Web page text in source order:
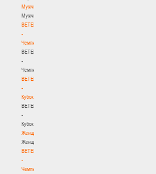
Мужчины
Мужчины
BETERA
-
Чемпионат
BETERA
-
Чемпионат
BETERA
-
Кубок
BETERA
-
Кубок
Женщины
Женщины
BETERA
-
Чемпионат